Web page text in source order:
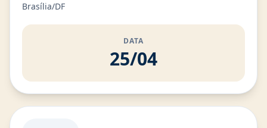
Brasília/DF
DATA
25/04